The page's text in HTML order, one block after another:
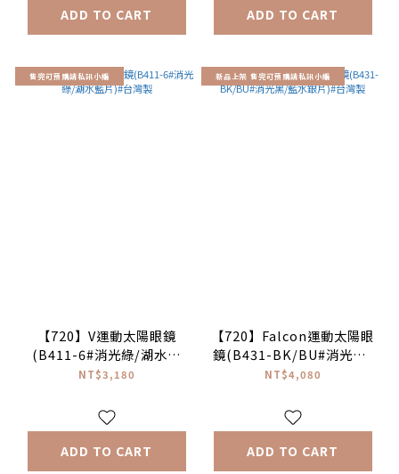
ADD TO CART ADD TO CART
售完可預購請私訊小編
【720】V運動太陽眼鏡
(B411-6#消光綠/湖水藍
片)#台灣製
NT$3,180
ADD TO CART
新品上架 售完可預購請私訊小編
【720】Falcon運動太陽眼
鏡(B431-BK/BU#消光黑/
藍水銀片)#台灣製
NT$4,080
ADD TO CART